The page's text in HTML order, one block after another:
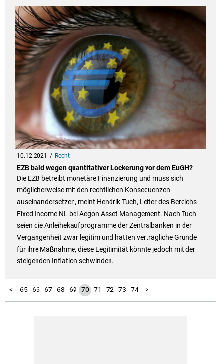
10.12.2021 Recht
EZB bald wegen quantitativer Lockerung vor dem EuGH?
Die EZB betreibt monetäre Finanzierung und muss sich
möglicherweise mit den rechtlichen Konsequenzen
auseinandersetzen, meint Hendrik Tuch, Leiter des Bereichs
Fixed Income NL bei Aegon Asset Management. Nach Tuch
seien die Anleihekaufprogramme der Zentralbanken in der
Vergangenheit zwar legitim und hatten vertragliche Gründe
für ihre Maßnahme, diese Legitimität könnte jedoch mit der
steigenden Inflation schwinden.
<
1
2
3
4
5
6
7
8
9
10
11
12
13
14
15
16
17
18
19
20
21
22
23
24
25
26
27
28
29
30
31
32
33
34
35
36
37
38
39
40
41
42
43
44
45
46
47
48
49
50
51
52
53
54
55
56
57
58
59
60
61
62
63
64 65 66 67 68 69 70 71 72 73 74
75 >